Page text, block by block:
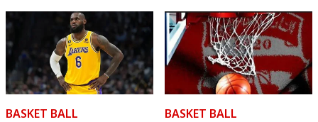
BASKET BALL
BASKET BALL